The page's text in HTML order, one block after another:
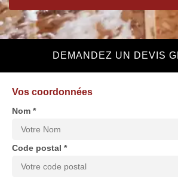
DEMANDEZ UN DEVIS
Vos coordonnées
Nom *
Code postal *